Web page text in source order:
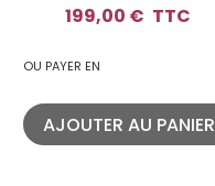
199,00 € TTC
OU PAYER EN
AJOUTER AU PANIER